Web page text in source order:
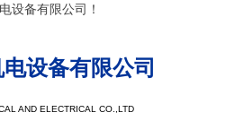
设备有限公司！
设备有限公司
AND ELECTRICAL CO.,LTD